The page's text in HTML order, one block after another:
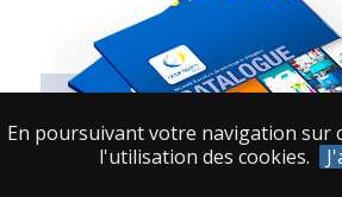
En poursuivant votre navigation sur
l'utilisation des cookies.